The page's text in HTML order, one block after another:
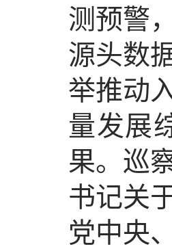
测预警
源头数
举推动
量发展
果。巡
书记关
党中央